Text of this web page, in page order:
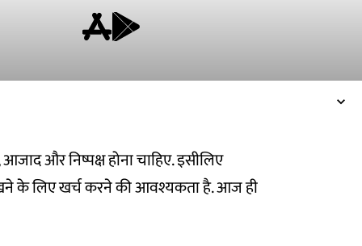
आजाद और निष्पक्ष होना चाहिए. इसीलिए
के लिए खर्च करने की आवश्यकता है. आज ही